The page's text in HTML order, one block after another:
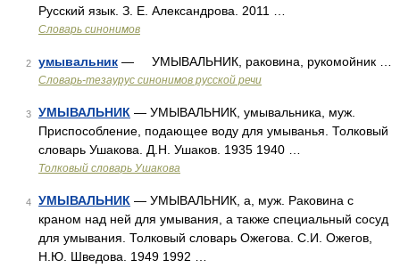
Русский язык. З. Е. Александрова. 2011 …
Словарь синонимов
2 умывальник — УМЫВАЛЬНИК, раковина, рукомойник …
Словарь-тезаурус синонимов русской речи
3 УМЫВАЛЬНИК — УМЫВАЛЬНИК, умывальника, муж.
Приспособление, подающее воду для умыванья. Толковый
словарь Ушакова. Д.Н. Ушаков. 1935 1940 …
Толковый словарь Ушакова
4 УМЫВАЛЬНИК — УМЫВАЛЬНИК, а, муж. Раковина с
краном над ней для умывания, а также специальный сосуд
для умывания. Толковый словарь Ожегова. С.И. Ожегов,
Н.Ю. Шведова. 1949 1992 …